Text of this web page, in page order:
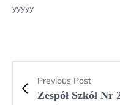
yyyyy
Previous Post
Zespół Szkół Nr